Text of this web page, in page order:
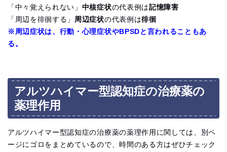
「中々覚えられない」 中核症状の代表例は記憶障害
「周辺を徘徊する」 周辺症状の代表例は徘徊
※周辺症状は、行動・心理症状やBPSDと言われることもあ
る。
アルツハイマー型認知症の治療薬の
薬理作用
アルツハイマー型認知症の治療薬の薬理作用に関しては、別ペ
ージにゴロをまとめているので、時間のある方はぜひチェック